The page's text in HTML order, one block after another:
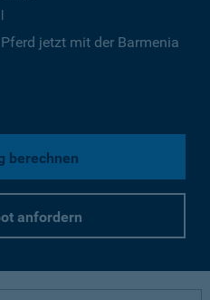
jetzt mit der Barmenia
berechnen
anfordern